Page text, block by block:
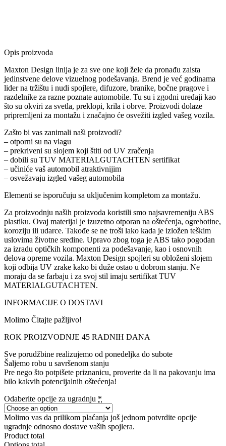
Opis proizvoda
Maxton Design linija je za sve one koji žele da pronađu zaista
jedinstvene delove vizuelnog podešavanja. Brend je već godinama
lider na tržištu i nudi spojlere, difuzore, branike, bočne pragove i
razdelnike za razne poznate automobile. Tu su i zgodni uređaji kao
što su okviri za svetla, preklopi, krila i obrve. Proizvodi dolaze
pripremljeni za montažu i značajno će osvežiti izgled vašeg vozila.
Zašto bi vas zanimali naši proizvodi?
– otporni su na vlagu
– prekriveni su slojem koji štiti od UV zračenja
– dobili su TUV MATERIALGUTACHTEN sertifikat
– učiniće vaš automobil atraktivnijim
– osvežavaju izgled vašeg automobila
Elementi se isporučuju sa uključenim kompletom za montažu.
Za proizvodnju naših proizvoda koristili smo najsavremeniju ABS
plastiku. Ovaj materijal je izuzetno otporan na oštećenja, ogrebotine,
koroziju ili udarce. Takođe se ne troši lako kada je izložen teškim
uslovima životne sredine. Upravo zbog toga je ABS tako pogodan
za izradu optičkih komponenti za podešavanje, kao i osnovnih
delova opreme vozila. Maxton Design spojleri su obloženi slojem
koji odbija UV zrake kako bi duže ostao u dobrom stanju. Ne
moraju da se farbaju i za svoj stil imaju sertifikat TUV
MATERIALGUTACHTEN.
INFORMACIJE O DOSTAVI
Molimo Čitajte pažljivo!
ROK PROIZVODNJE 45 RADNIH DANA
Sve porudžbine realizujemo od ponedeljka do subote
Šaljemo robu u savršenom stanju
Pre nego što potpišete priznanicu, proverite da li na pakovanju ima
bilo kakvih potencijalnih oštećenja!
Odaberite opcije za ugradnju *
Molimo vas da prilikom plaćanja još jednom potvrdite opcije
ugradnje odnosno dostave vaših spojlera.
Product total